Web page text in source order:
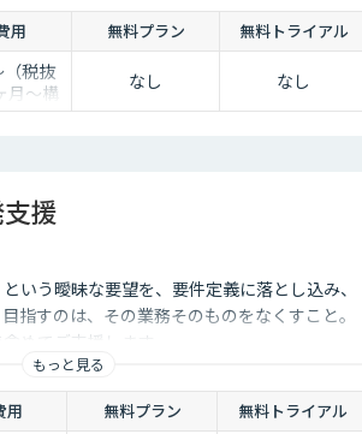
用 無料プラン 無料トライアル
税抜
月〜構
なし なし
援
いう曖昧な要望を、要件定義に落とし込み、
指すのは、その業務そのものをなくすこと。
めてご支援します。
もっと見る
用 無料プラン 無料トライアル